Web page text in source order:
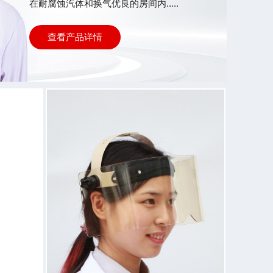
在耐腐蚀汽体和换气优良的房间内.....
查看产品详情